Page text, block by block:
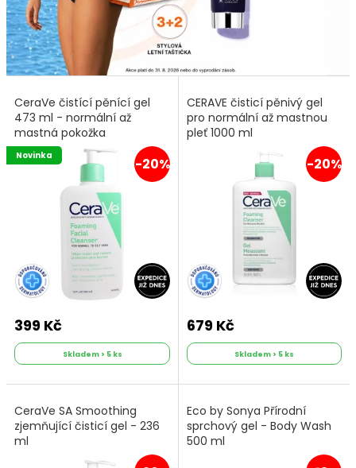
CeraVe čistící pěnící gel
473 ml - normální až
mastná pokožka
-20%
Novinka
399 Kč
Skladem > 5 ks
CERAVE čisticí pěnivý gel
pro normální až mastnou
pleť 1000 ml
-20%
679 Kč
Skladem > 5 ks
CeraVe SA Smoothing
zjemňující čisticí gel - 236
ml
Eco by Sonya Přírodní
sprchový gel - Body Wash
500 ml